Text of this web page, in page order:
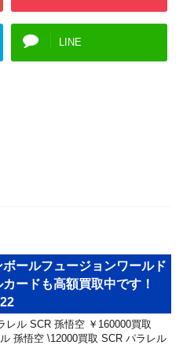
LINE
ボールフュージョンワールド
ードも高額買取中です！
レル SCR 孫悟空 ￥160000買取
孫悟空 \12000買取 SCR パラレル